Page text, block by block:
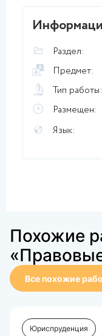
Раздел:
Предмет:
Тип работы:
Размещен:
Язык:
Похожие
Все похожие
Юриспруденция